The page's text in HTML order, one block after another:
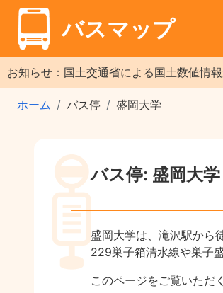
バスマップ
お知らせ：国土交通省による国土数値情
ホーム バス停 盛岡大学
バス停: 盛岡大学
盛岡大学は、滝沢駅から
229巣子箱清水線や巣子
このページをご覧いただ